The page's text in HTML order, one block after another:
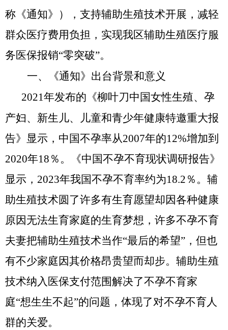
称《通知》），支持辅助生殖技术开展，减轻
群众医疗费用负担，实现我区辅助生殖医疗服
务医保报销“零突破”。
一、
《通知》出台背景和意义
2021年发布的《柳叶刀中国女性生殖、孕
产妇、新生儿、儿童和青少年健康特邀重大报
告》显示，中国不孕率从2007年的12%增加到
2020年18％。《中国不孕不育现状调研报告》
显示，2023年我国不孕不育率约为18.2％。辅
助生殖技术圆了许多有生育愿望却因各种健康
原因无法生育家庭的生育梦想，许多不孕不育
夫妻把辅助生殖技术当作“最后的希望”，但也
有不少家庭因其价格昂贵望而却步。辅助生殖
技术纳入医保支付范围解决了不孕不育家
庭“想生生不起”的问题，体现了对不孕不育人
群的关爱。